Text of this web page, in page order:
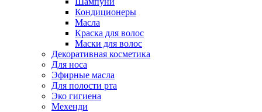
Кондиционеры
Масла
Краска для волос
Маски для волос
Декоративная косметика
Для носа
Эфирные масла
Для полости рта
Эко гигиена
Мехенди